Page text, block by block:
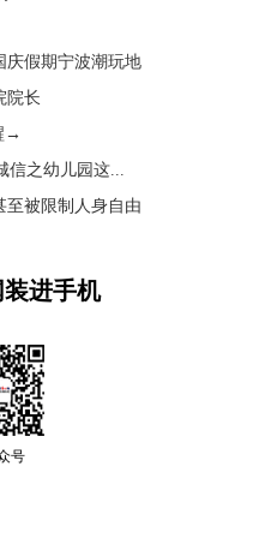
庆假期宁波潮玩地
院长
→
信之幼儿园这...
至被限制人身自由
进手机
号